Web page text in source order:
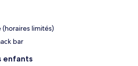
limités)
bar
enfants